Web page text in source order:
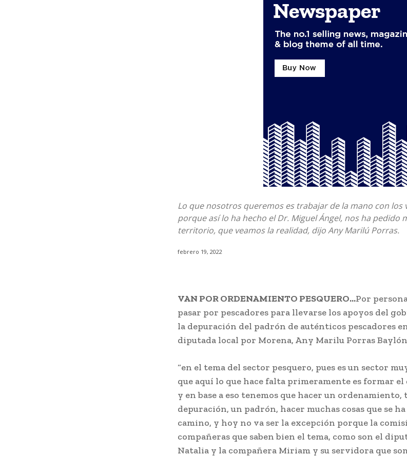
Lo que nosotros queremos es trabajar de la mano con los
porque así lo ha hecho el Dr. Miguel Ángel, nos ha pedido
territorio, que veamos la realidad, dijo Any Marilú Porras.
febrero 19, 2022
VAN POR ORDENAMIENTO PESQUERO…Por
pasar por pescadores para llevarse los apoyos del
la depuración del padrón de auténticos pescadores
diputada local por Morena, Any Marilu Porras
“en el tema del sector pesquero, pues es un sector
que aquí lo que hace falta primeramente es formar el
y en base a eso tenemos que hacer un ordenamiento,
depuración, un padrón, hacer muchas cosas que se
camino, y hoy no va ser la excepción porque la
compañeras que saben bien el tema, como son el
Natalia y la compañera Miriam y su servidora que